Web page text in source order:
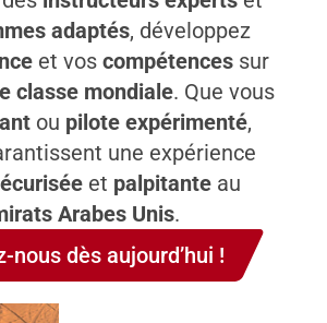
adaptés, développez
et vos compétences sur
classe mondiale. Que vous
ou pilote expérimenté,
une expérience
et palpitante au
Arabes Unis.
nous dès aujourd’hui !